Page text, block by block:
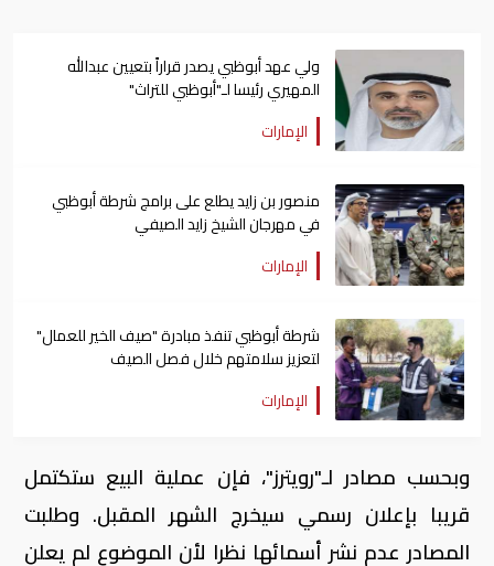
ولي عهد أبوظبي يصدر قراراً بتعيين عبدالله
المهيري رئيسا لـ"أبوظبي للتراث"
الإمارات
منصور بن زايد يطلع على برامج شرطة أبوظبي
في مهرجان الشيخ زايد الصيفي
الإمارات
شرطة أبوظبي تنفذ مبادرة "صيف الخير للعمال"
لتعزيز سلامتهم خلال فصل الصيف
الإمارات
وبحسب مصادر لـ"رويترز"، فإن عملية البيع ستكتمل
قريبا بإعلان رسمي سيخرج الشهر المقبل. وطلبت
المصادر عدم نشر أسمائها نظرا لأن الموضوع لم يعلن